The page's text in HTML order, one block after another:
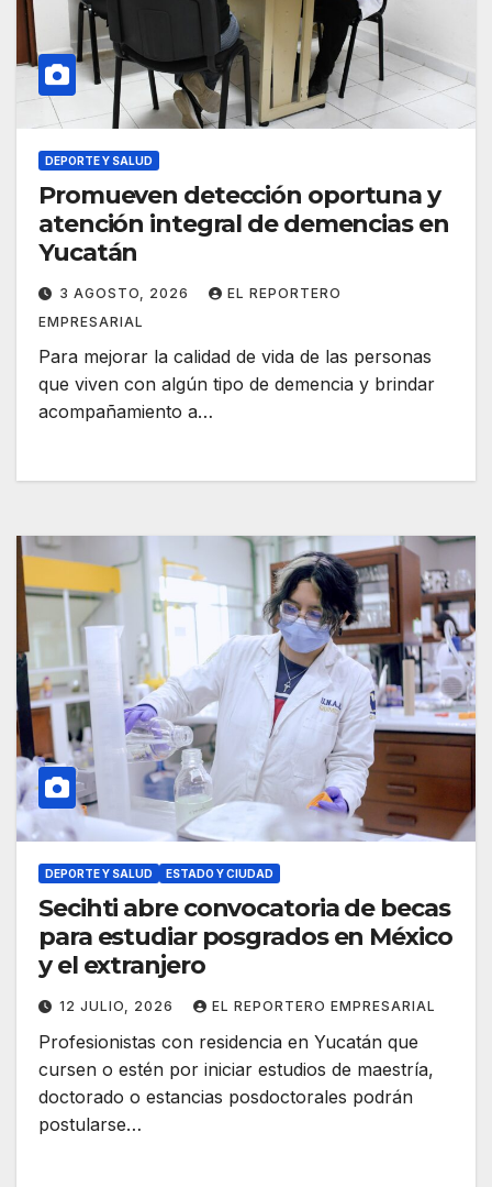
DEPORTE Y SALUD
Promueven detección oportuna y
atención integral de demencias en
Yucatán
3 AGOSTO, 2026
EL REPORTERO
EMPRESARIAL
Para mejorar la calidad de vida de las personas
que viven con algún tipo de demencia y brindar
acompañamiento a…
DEPORTE Y SALUD ESTADO Y CIUDAD
Secihti abre convocatoria de becas
para estudiar posgrados en México
y el extranjero
12 JULIO, 2026 EL REPORTERO EMPRESARIAL
Profesionistas con residencia en Yucatán que
cursen o estén por iniciar estudios de maestría,
doctorado o estancias posdoctorales podrán
postularse…